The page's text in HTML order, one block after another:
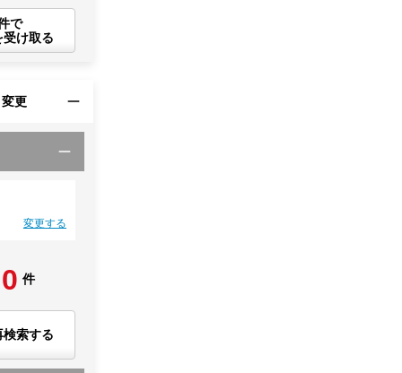
で
受け取る
更
変更する
0 件
検索する